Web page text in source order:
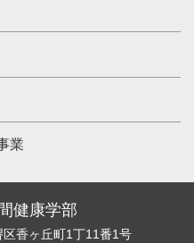
業
健康学部
香ヶ丘町1丁11番1号